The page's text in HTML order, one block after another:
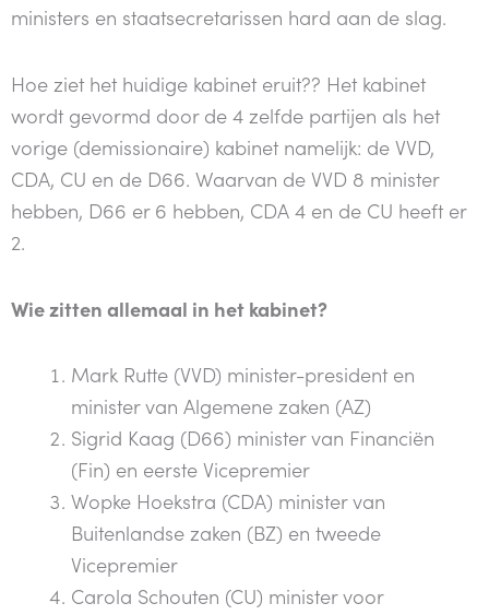
ministers en staatsecretarissen hard aan de slag.
Hoe ziet het huidige kabinet eruit?? Het kabinet
wordt gevormd door de 4 zelfde partijen als het
vorige (demissionaire) kabinet namelijk: de VVD,
CDA, CU en de D66. Waarvan de VVD 8 minister
hebben, D66 er 6 hebben, CDA 4 en de CU heeft er
2.
Wie zitten allemaal in het kabinet?
Mark Rutte (VVD) minister-president en
minister van Algemene zaken (AZ)
Sigrid Kaag (D66) minister van Financiën
(Fin) en eerste Vicepremier
Wopke Hoekstra (CDA) minister van
Buitenlandse zaken (BZ) en tweede
Vicepremier
Carola Schouten (CU) minister voor